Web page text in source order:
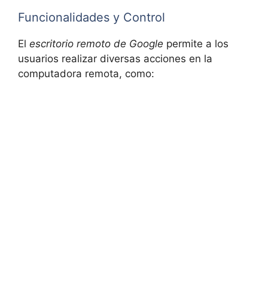
Funcionalidades y Control
El escritorio remoto de Google permite a los
usuarios realizar diversas acciones en la
computadora remota, como: